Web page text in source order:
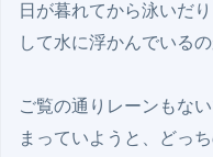
日が暮れてから泳いだ
して水に浮かんでいる
ご覧の通りレーンもな
まっていようと、どっ